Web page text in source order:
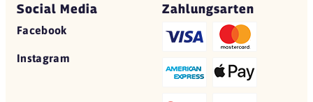
Social Media
Facebook
Instagram
Zahlungsarten